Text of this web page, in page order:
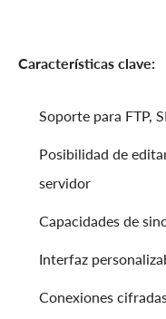
Características clave:
Soporte para FTP,
Posibilidad de
servidor
Capacidades de
Interfaz
Conexiones